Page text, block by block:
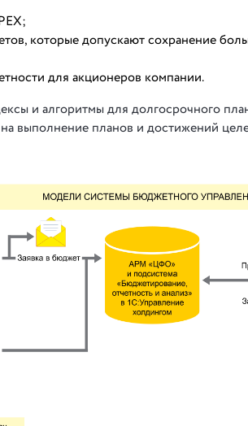
которые допускают сохранение
для акционеров компании.
и алгоритмы для долгосрочного
выполнение планов и достижений